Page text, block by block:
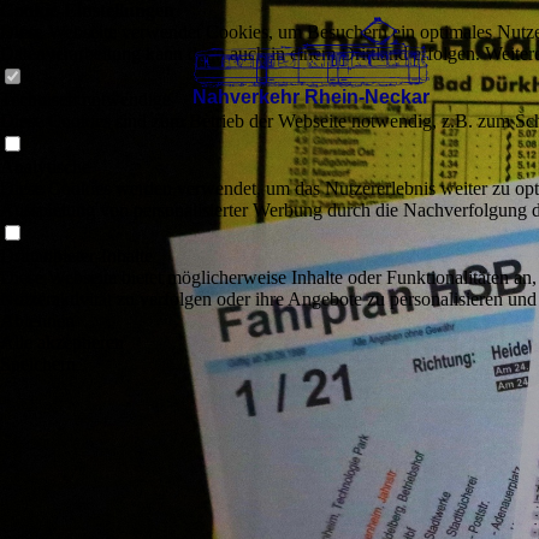
Diese Webseite verwendet Cookies, um Besuchern ein optimales
Datenverarbeitung kann dann auch in einem Drittland erfolgen.
Diese Cookies sind zum Betrieb der Webseite notwendig, z.B. zum
Diese Cookies werden verwendet, um das Nutzererlebnis weiter zu
Ausspielung von personalisierter Werbung durch die Nachverfolgung
Diese Webseite bietet möglicherweise Inhalte oder Funktionalitäten
Nutzeraktivität zu verfolgen oder ihre Angebote zu personalisieren